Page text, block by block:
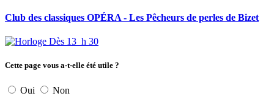
Club des classiques OPÉRA - Les Pêcheurs de perles de Bizet
Dès 13 h 30
Cette page vous a-t-elle été utile ?
Oui Non